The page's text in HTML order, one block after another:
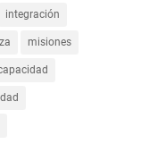
integración
misiones